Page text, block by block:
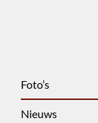
Foto’s
Nieuws